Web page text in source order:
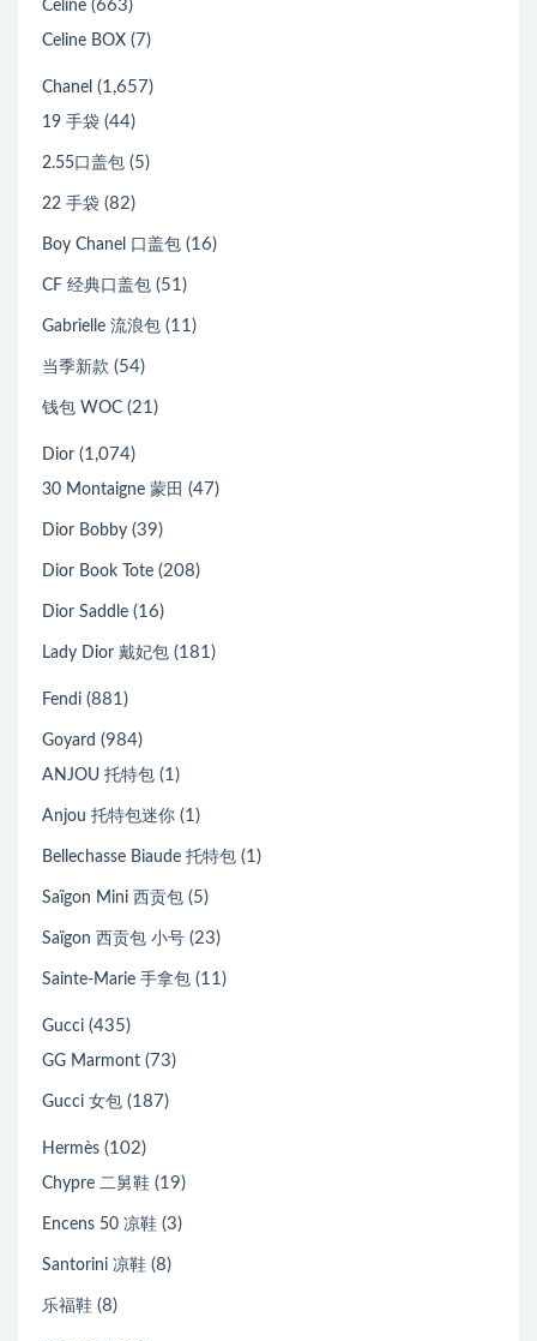
Celine (663)
Celine BOX (7)
Chanel (1,657)
19 手袋 (44)
2.55口盖包 (5)
22 手袋 (82)
Boy Chanel 口盖包 (16)
CF 经典口盖包 (51)
Gabrielle 流浪包 (11)
当季新款 (54)
钱包 WOC (21)
Dior (1,074)
30 Montaigne 蒙田 (47)
Dior Bobby (39)
Dior Book Tote (208)
Dior Saddle (16)
Lady Dior 戴妃包 (181)
Fendi (881)
Goyard (984)
ANJOU 托特包 (1)
Anjou 托特包迷你 (1)
Bellechasse Biaude 托特包 (1)
Saïgon Mini 西贡包 (5)
Saïgon 西贡包 小号 (23)
Sainte-Marie 手拿包 (11)
Gucci (435)
GG Marmont (73)
Gucci 女包 (187)
Hermès (102)
Chypre 二舅鞋 (19)
Encens 50 凉鞋 (3)
Santorini 凉鞋 (8)
乐福鞋 (8)